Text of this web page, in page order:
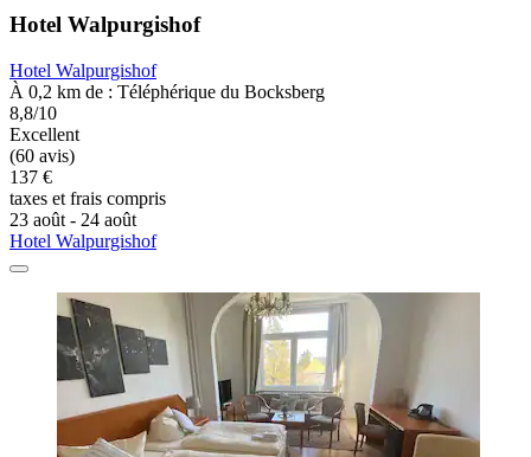
Hotel Walpurgishof
Hotel Walpurgishof
À 0,2 km de : Téléphérique du Bocksberg
8,8/10
Excellent
(60 avis)
137 €
taxes et frais compris
23 août - 24 août
Hotel Walpurgishof